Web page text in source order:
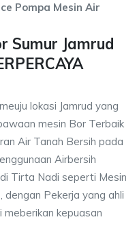
Pompa Mesin Air
Sumur Jamrud
lokasi Jamrud yang
mesin Bor Terbaik
Air Tanah Bersih pada
Airbersih
Tirta Nadi seperti Mesin
dengan Pekerja yang ahli
meberikan kepuasan